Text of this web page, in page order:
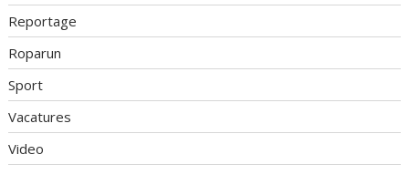
Reportage
Roparun
Sport
Vacatures
Video